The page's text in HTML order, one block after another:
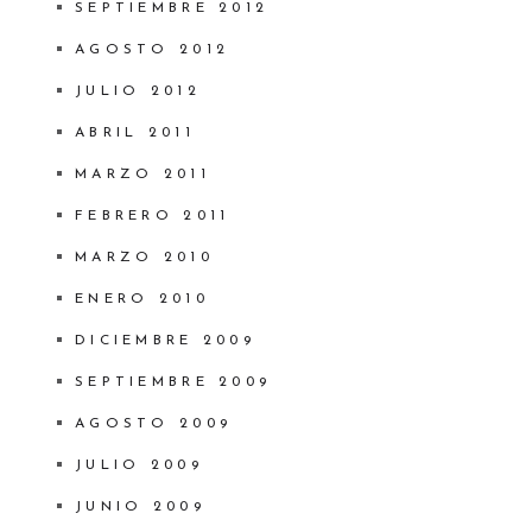
SEPTIEMBRE 2012
AGOSTO 2012
JULIO 2012
ABRIL 2011
MARZO 2011
FEBRERO 2011
MARZO 2010
ENERO 2010
DICIEMBRE 2009
SEPTIEMBRE 2009
AGOSTO 2009
JULIO 2009
JUNIO 2009